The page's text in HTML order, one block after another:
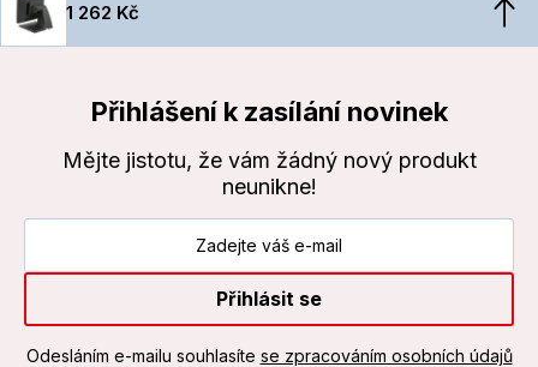
1 262 Kč
Přihlášení k zasílání novinek
Mějte jistotu, že vám žádný nový produkt
neunikne!
Přihlásit se
Odesláním e-mailu souhlasíte se zpracováním osobních údajů